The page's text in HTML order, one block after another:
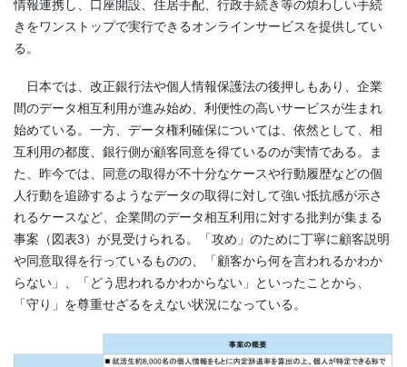
情報連携し、口座開設、住居手配、行政手続き等の煩わしい手続
きをワンストップで実行できるオンラインサービスを提供してい
る。
日本では、改正銀行法や個人情報保護法の後押しもあり、企業
間のデータ相互利用が進み始め、利便性の高いサービスが生まれ
始めている。一方、データ権利確保については、依然として、相
互利用の都度、銀行側が顧客同意を得ているのが実情である。ま
た、昨今では、同意の取得が不十分なケースや行動履歴などの個
人行動を追跡するようなデータの取得に対して強い抵抗感が示さ
れるケースなど、企業間のデータ相互利用に対する批判が集まる
事案（図表3）が見受けられる。「攻め」のために丁寧に顧客説明
や同意取得を行っているものの、「顧客から何を言われるかわか
らない」、「どう思われるかわからない」といったことから、
「守り」を尊重せざるをえない状況になっている。